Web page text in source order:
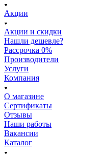
Акции
Акции и скидки
Нашли дешевле?
Рассрочка 0%
Производители
Услуги
Компания
О магазине
Сертификаты
Отзывы
Наши работы
Вакансии
Каталог